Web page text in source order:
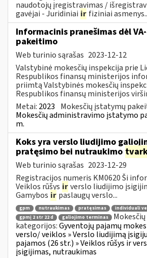
naudotojų įregistravimas /
gavėjai - Juridiniai ir fiziniai
Informacinis pranešimas dėl VA-
pakeitimo
Web turinio sąrašas 2023-12-12
Valstybinė mokesčių inspekcija prie
Respublikos finansų ministerijos
priimtą Valstybinės mokesčių
Respublikos finansų ministerijos
Metai: 2023 Mokesčių įstatymų
Mokesčių administravimo įstatymo
m.
Koks yra verslo liudijimo
pratęsimo bei nutraukimo
Web turinio sąrašas 2023-12-29
Registracijos numeris KM0620 Ši
Veiklos rūšys irverslo liudijimo
Gamybos ir paslaugų verslo...
gpm nutraukimas pratęsimas individuali
gpmį 2 str 22 d
galiojimo terminas
kategorijos:Gyventojų pajamų
verslo/ veiklos » Verslo liudijimą
pajamos (26 str.) » Veiklos rūšys ir
įsigijimas, nutraukimas